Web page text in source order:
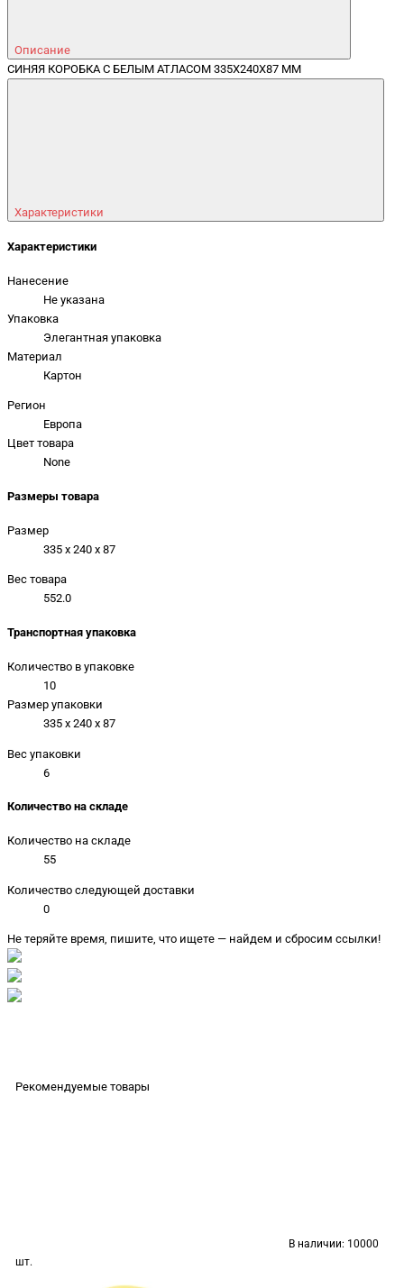
Описание
СИНЯЯ КОРОБКА С БЕЛЫМ АТЛАСОМ 335X240X87 ММ
Характеристики
Характеристики
Нанесение
Не указана
Упаковка
Элегантная упаковка
Материал
Картон
Регион
Европа
Цвет товара
None
Размеры товара
Размер
335 x 240 x 87
Вес товара
552.0
Транспортная упаковка
Количество в упаковке
10
Размер упаковки
335 x 240 x 87
Вес упаковки
6
Количество на складе
Количество на складе
55
Количество следующей доставки
0
Не теряйте время, пишите, что ищете — найдем и сбросим ссылки!
Рекомендуемые товары
В наличии: 10000
шт.